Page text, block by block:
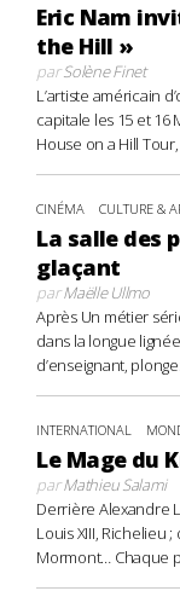
Eric Nam
the Hill »
parSolène Finet
L’artiste américain
capitale les 15 et
House on a Hill
CINÉMA CULTURE &
La salle des
glaçant
parMaëlle Ullmo
Après Un métier
dans la longue
d’enseignant,
INTERNATIONAL
Le Mage du
parMathieu Salami
Derrière Alexandre
Louis XIII, Richelieu
Mormont… Chaque